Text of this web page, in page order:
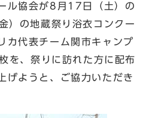
ル協会が8月17日（土）の
）の地蔵祭り浴衣コンクー
カ代表チーム関市キャンプ
を、祭りに訪れた方に配布
げようと、ご協力いただき